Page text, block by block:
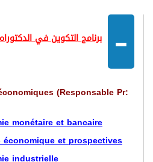
- برنامج التكوين في الدكتوراه (2018-
(Responsable Pr:
monétaire et bancaire
et prospectives
industrielle